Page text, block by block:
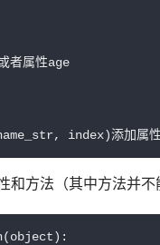
者属性age
index)添加属性
和方法（其中方法并不